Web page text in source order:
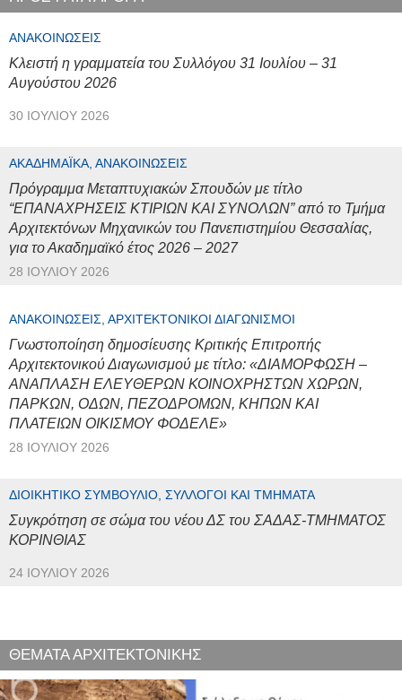
ΑΝΑΚΟΙΝΏΣΕΙΣ
Κλειστή η γραμματεία του Συλλόγου 31 Ιουλίου – 31
Αυγούστου 2026
30 ΙΟΥΛΊΟΥ 2026
ΑΚΑΔΗΜΑΪΚΆ, ΑΝΑΚΟΙΝΏΣΕΙΣ
Πρόγραμμα Μεταπτυχιακών Σπουδών με τίτλο
“ΕΠΑΝΑΧΡΗΣΕΙΣ ΚΤΙΡΙΩΝ ΚΑΙ ΣΥΝΟΛΩΝ” από το Τμήμα
Αρχιτεκτόνων Μηχανικών του Πανεπιστημίου Θεσσαλίας,
για το Ακαδημαϊκό έτος 2026 – 2027
28 ΙΟΥΛΊΟΥ 2026
ΑΝΑΚΟΙΝΏΣΕΙΣ, ΑΡΧΙΤΕΚΤΟΝΙΚΟΊ ΔΙΑΓΩΝΙΣΜΟΊ
Γνωστοποίηση δημοσίευσης Κριτικής Επιτροπής
Αρχιτεκτονικού Διαγωνισμού με τίτλο: «ΔΙΑΜΟΡΦΩΣΗ –
ΑΝΑΠΛΑΣΗ ΕΛΕΥΘΕΡΩΝ ΚΟΙΝΟΧΡΗΣΤΩΝ ΧΩΡΩΝ,
ΠΑΡΚΩΝ, ΟΔΩΝ, ΠΕΖΟΔΡΟΜΩΝ, ΚΗΠΩΝ ΚΑΙ
ΠΛΑΤΕΙΩΝ ΟΙΚΙΣΜΟΥ ΦΟΔΕΛΕ»
28 ΙΟΥΛΊΟΥ 2026
ΔΙΟΙΚΗΤΙΚΌ ΣΥΜΒΟΎΛΙΟ, ΣΎΛΛΟΓΟΙ ΚΑΙ ΤΜΉΜΑΤΑ
Συγκρότηση σε σώμα του νέου ΔΣ του ΣΑΔΑΣ-ΤΜΗΜΑΤΟΣ
ΚΟΡΙΝΘΙΑΣ
24 ΙΟΥΛΊΟΥ 2026
ΘΕΜΑΤΑ ΑΡΧΙΤΕΚΤΟΝΙΚΗΣ